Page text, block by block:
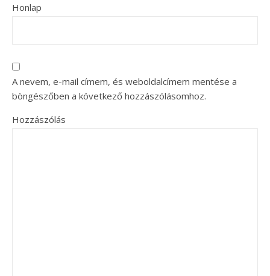
Honlap
A nevem, e-mail címem, és weboldalcímem mentése a
böngészőben a következő hozzászólásomhoz.
Hozzászólás